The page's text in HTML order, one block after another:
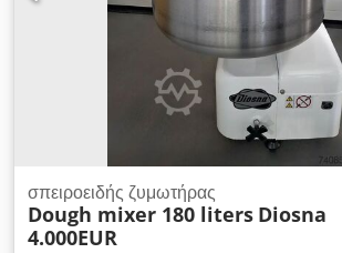
σπειροειδής ζυμωτήρας
Dough mixer 180 liters Diosna
4.000EUR